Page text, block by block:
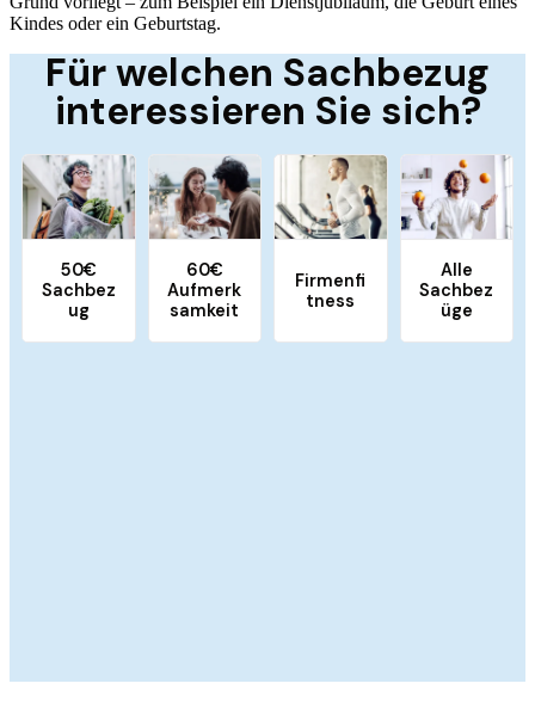
Kindes oder ein Geburtstag.